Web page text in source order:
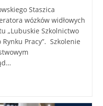
Staszica
wózków widłowych
„Lubuskie Szkolnictwo
Pracy”. Szkolenie